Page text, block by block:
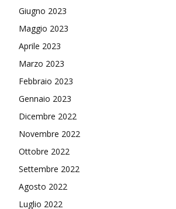
Giugno 2023
Maggio 2023
Aprile 2023
Marzo 2023
Febbraio 2023
Gennaio 2023
Dicembre 2022
Novembre 2022
Ottobre 2022
Settembre 2022
Agosto 2022
Luglio 2022